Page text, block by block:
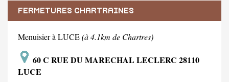
FERMETURES CHARTRAINES
Menuisier à LUCE(à 4.1km de Chartres)
60 C RUE DU MARECHAL LECLERC 28110
LUCE